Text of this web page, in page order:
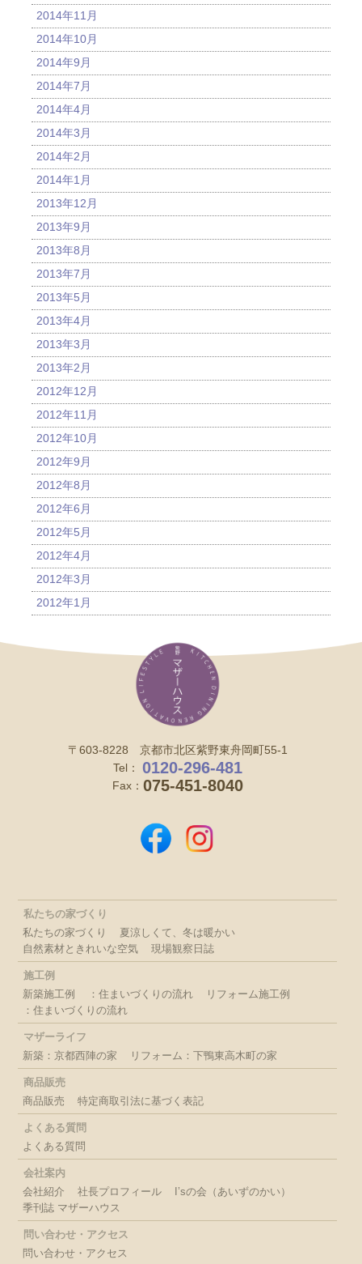
2014年11月
2014年10月
2014年9月
2014年7月
2014年4月
2014年3月
2014年2月
2014年1月
2013年12月
2013年9月
2013年8月
2013年7月
2013年5月
2013年4月
2013年3月
2013年2月
2012年12月
2012年11月
2012年10月
2012年9月
2012年8月
2012年6月
2012年5月
2012年4月
2012年3月
2012年1月
〒603-8228 京都市北区紫野東舟岡町55-1
Tel：
0120-296-481
Fax： 075-451-8040
私たちの家づくり
私たちの家づくり
夏涼しくて、冬は暖かい
自然素材ときれいな空気
現場観察日誌
施工例
新築施工例
：住まいづくりの流れ
リフォーム施工例
：住まいづくりの流れ
マザーライフ
新築：京都西陣の家
リフォーム：下鴨東高木町の家
商品販売
商品販売
特定商取引法に基づく表記
よくある質問
よくある質問
会社案内
会社紹介
社長プロフィール
I’sの会（あいずのかい）
季刊誌 マザーハウス
問い合わせ・アクセス
問い合わせ・アクセス